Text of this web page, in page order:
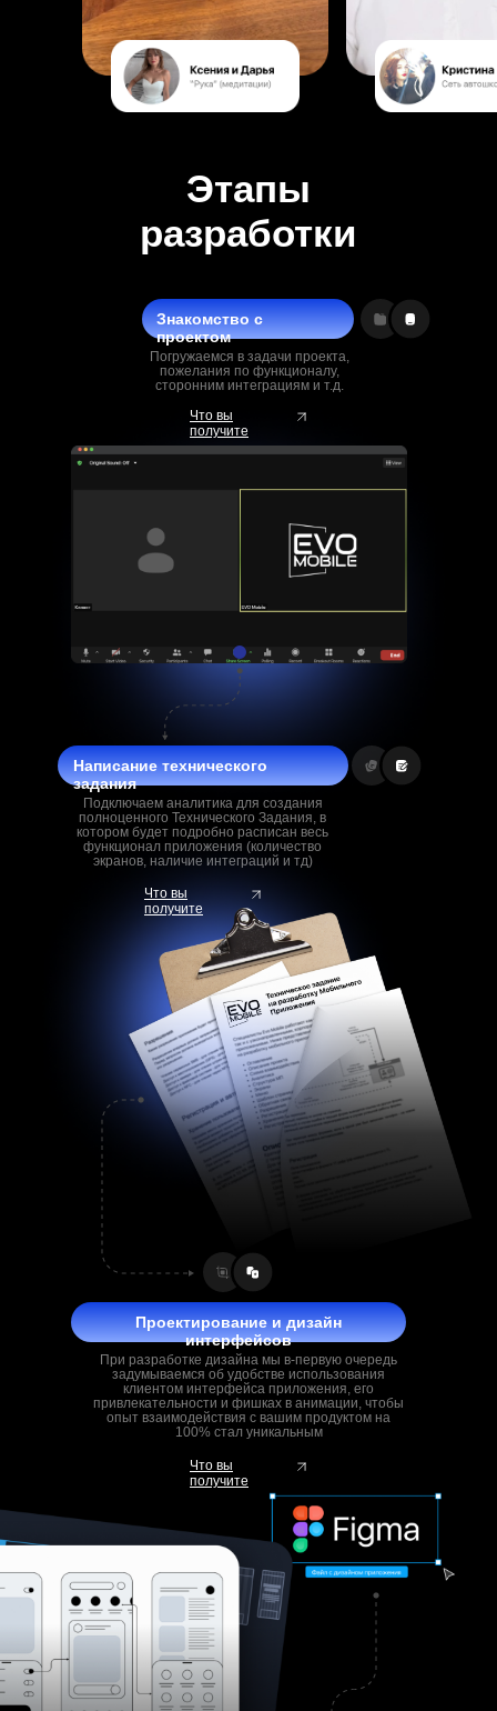
Этапы
разработки
Погружаемся в задачи проекта,
пожелания по функционалу,
сторонним интеграциям и т.д.
Знакомство с
проектом
Подключаем аналитика для создания
полноценного Технического Задания, в
котором будет подробно расписан весь
функционал приложения (количество
экранов, наличие интеграций и тд)
При разработке дизайна мы в-первую очередь
задумываемся об удобстве использования
клиентом интерфейса приложения, его
привлекательности и фишках в анимации, чтобы
опыт взаимодействия с вашим продуктом на
100% стал уникальным
Написание технического
задания
Проектирование и дизайн
интерфейсов
Что вы
получите
Что вы
получите
Что вы
получите